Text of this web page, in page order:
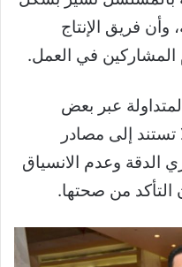
فريق الإنتاج
المشاركين في العمل.
عبر بعض
إلى مصادر
الدقة وعدم الانسياق
التأكد من صحتها.